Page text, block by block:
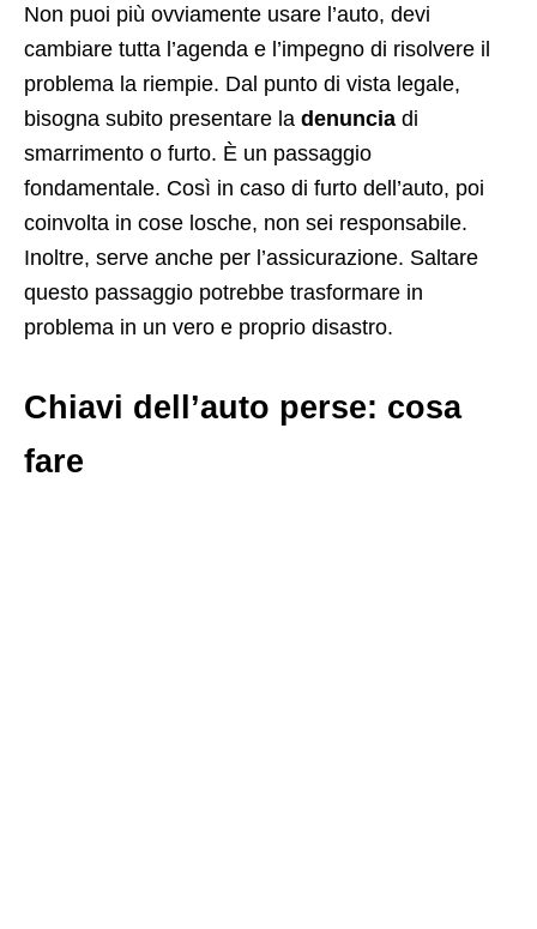
Non puoi più ovviamente usare l’auto, devi
cambiare tutta l’agenda e l’impegno di risolvere il
problema la riempie. Dal punto di vista legale,
bisogna subito presentare la denuncia di
smarrimento o furto. È un passaggio
fondamentale. Così in caso di furto dell’auto, poi
coinvolta in cose losche, non sei responsabile.
Inoltre, serve anche per l’assicurazione. Saltare
questo passaggio potrebbe trasformare in
problema in un vero e proprio disastro.
Chiavi dell’auto perse: cosa
fare